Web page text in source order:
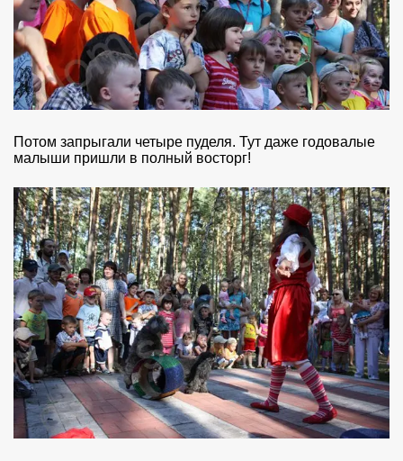
Потом запрыгали четыре пуделя. Тут даже годовалые
малыши пришли в полный восторг!